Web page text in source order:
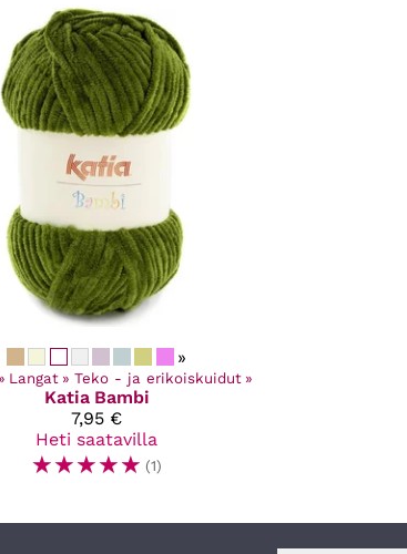
»
‪» Langat ‪» Teko - ja erikoiskuidut ‪»
Katia Bambi
7,95 €
Heti saatavilla
☆☆☆☆☆ (1)